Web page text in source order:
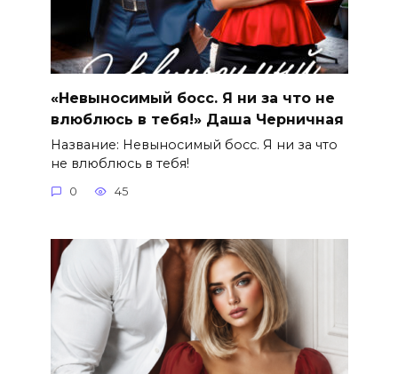
«Невыносимый босс. Я ни за что не
влюблюсь в тебя!» Даша Черничная
Название: Невыносимый босс. Я ни за что
не влюблюсь в тебя!
0 45